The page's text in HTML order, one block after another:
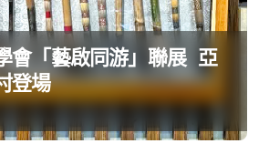
會「藝啟同游」聯展 亞
登場